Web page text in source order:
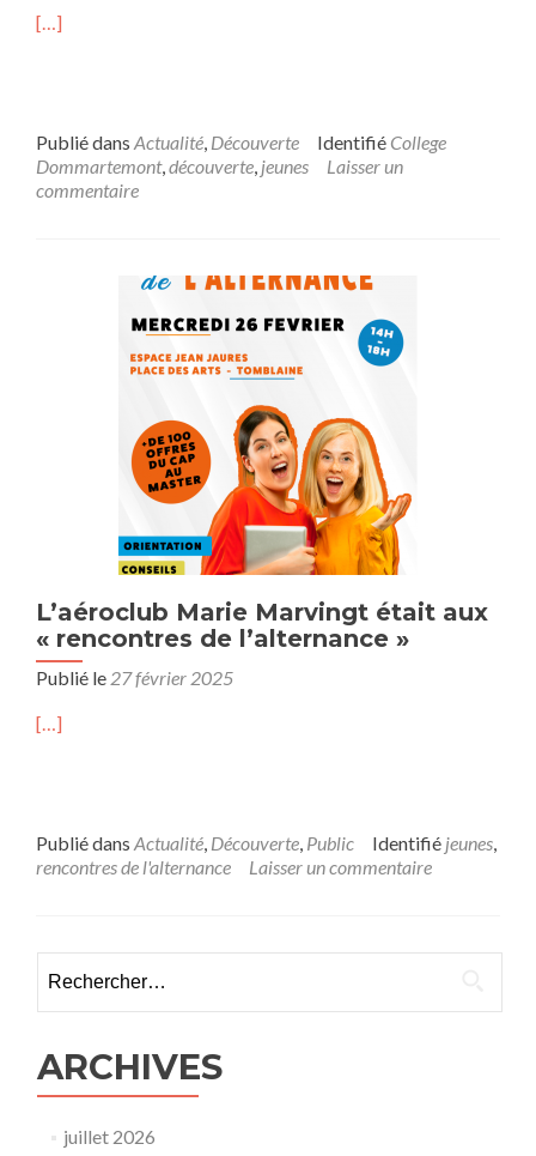
[…]
Publié dans Actualité, Découverte Identifié College
Dommartemont,découverte, jeunes
Laisser un
commentaire
L’aéroclub Marie Marvingt était aux
« rencontres de l’alternance »
Publié le 27 février 2025
[…]
Publié dans Actualité, Découverte, Public Identifié jeunes,
rencontres de l'alternance
Laisser un commentaire
ARCHIVES
juillet 2026